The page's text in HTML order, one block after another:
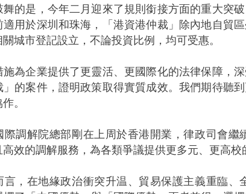
是，今年二月迎來了規則銜接方面的重大突
用於深圳和珠海，「港資港仲裁」除內地自貿
城市登記設立，不論投資比例，均可受惠。
企業提供了更靈活、更國際化的法律保障，
的案件，證明政策取得實質成效。我們期待聽
。
解院總部剛在上周於香港開業，律政司會繼
效的調解服務，為各類爭議提供更多元、更高校
在地緣政治衝突升温、貿易保護主義重臨、